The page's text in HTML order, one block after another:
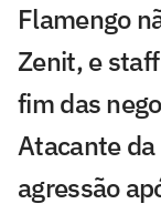
Flamengo
Zenit, e
fim das
Atacante
agressão